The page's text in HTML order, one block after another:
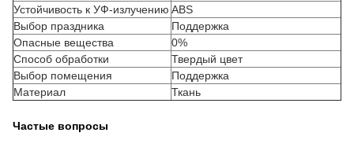
Устойчивость к УФ-излучению ABS
Выбор праздника
Поддержка
Опасные вещества
0%
Способ обработки
Твердый цвет
Выбор помещения
Поддержка
Материал
Ткань
Частые вопросы